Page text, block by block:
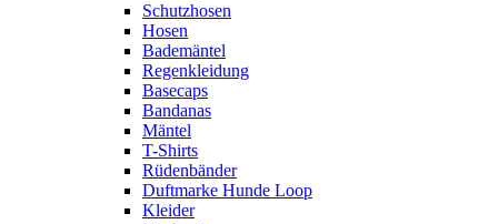
Schutzhosen
Hosen
Bademäntel
Regenkleidung
Basecaps
Bandanas
Mäntel
T-Shirts
Rüdenbänder
Duftmarke Hunde Loop
Kleider